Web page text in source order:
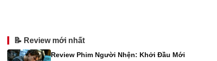
📝 Review mới nhất
Review Phim Người Nhện: Khởi Đầu Mới